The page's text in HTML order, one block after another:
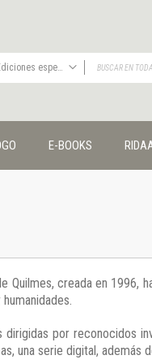
Publicaciones
Editorial
Cuadernos universitarios
Derechos humanos
Ediciones especiales
Géneros
E-BOOKS
Quilmes, creada en
por reconocidos
una serie digital,